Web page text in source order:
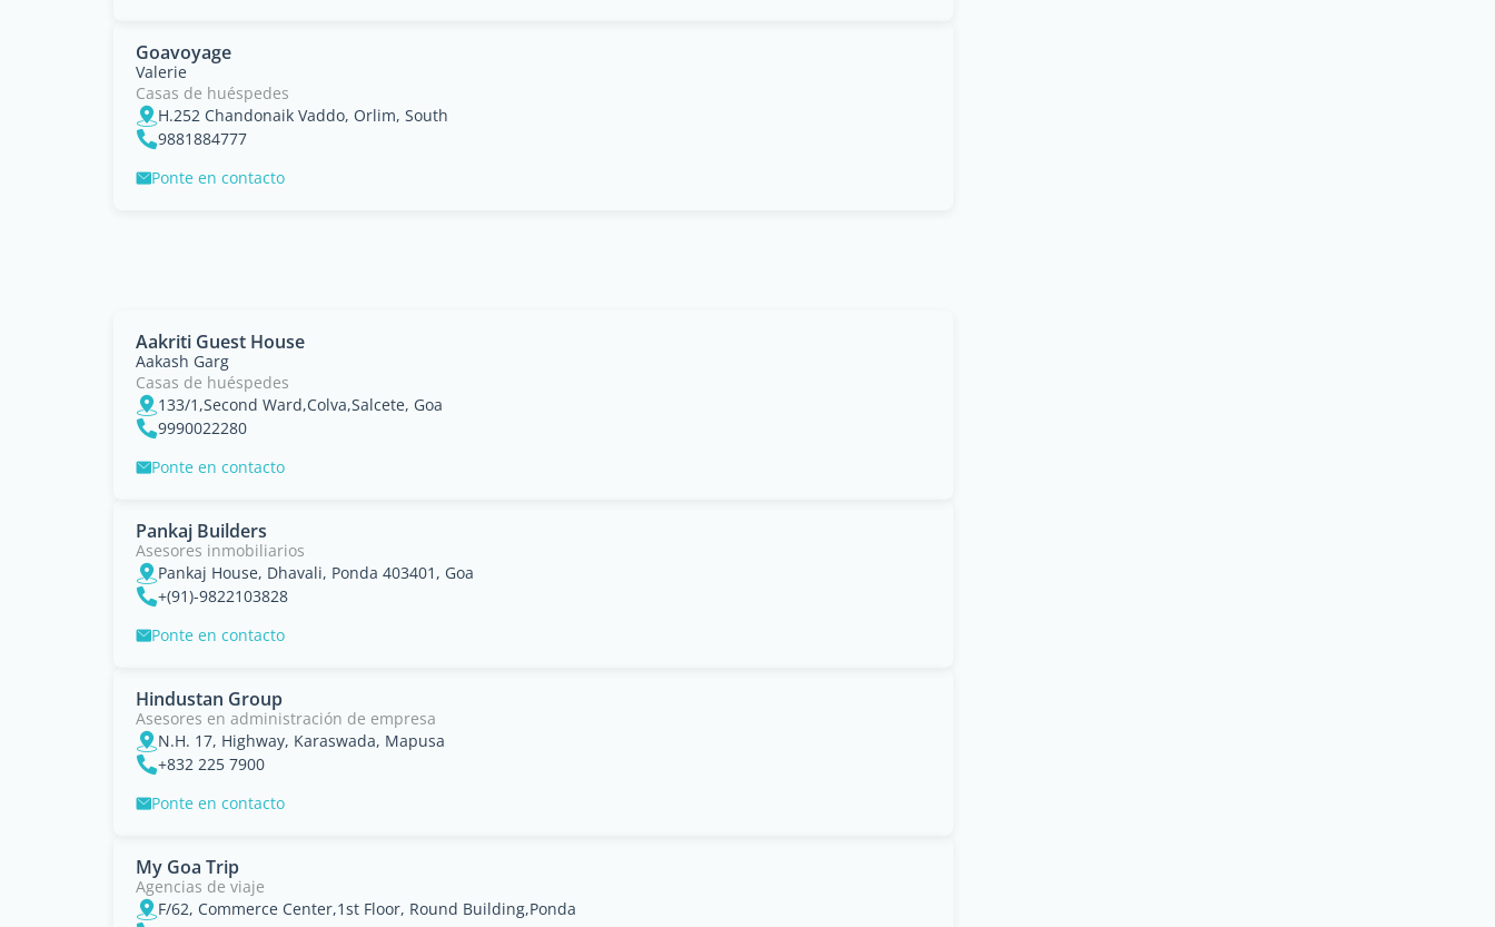
Goavoyage
Valerie
Casas de huéspedes
H.252 Chandonaik Vaddo, Orlim, South
9881884777
Ponte en contacto
Aakriti Guest House
Aakash Garg
Casas de huéspedes
133/1,Second Ward,Colva,Salcete, Goa
9990022280
Ponte en contacto
Pankaj Builders
Asesores inmobiliarios
Pankaj House, Dhavali, Ponda 403401, Goa
+(91)-9822103828
Ponte en contacto
Hindustan Group
Asesores en administración de empresa
N.H. 17, Highway, Karaswada, Mapusa
+832 225 7900
Ponte en contacto
My Goa Trip
Agencias de viaje
F/62, Commerce Center,1st Floor, Round Building,Ponda